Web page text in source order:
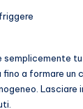
semplicemente
fino a formare un
Lasciare